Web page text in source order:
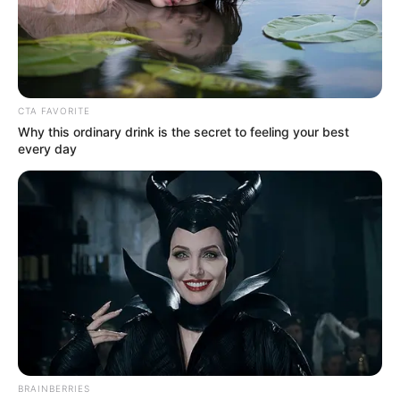
familiares al hospital local.
CTA FAVORITE
Why this ordinary drink is the secret to feeling your best
every day
BRAINBERRIES